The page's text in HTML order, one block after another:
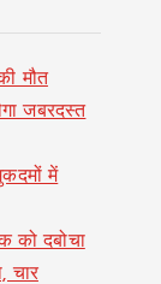
मौत
जबरदस्त
में
को दबोचा
चार